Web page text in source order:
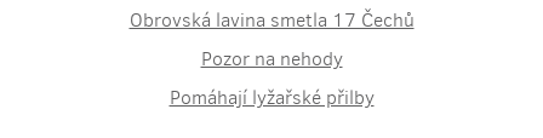
Obrovská lavina smetla 17 Čechů
Pozor na nehody
Pomáhají lyžařské přilby